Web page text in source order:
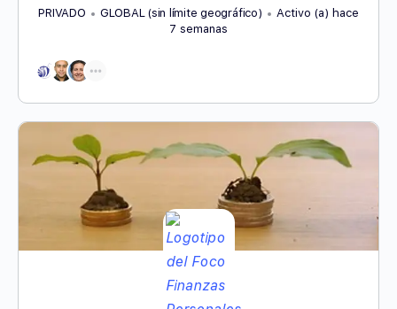
PRIVADO GLOBAL (sin límite geográfico)
Activo (a) hace
7 semanas